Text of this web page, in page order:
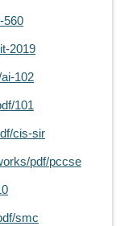
560
2019
102
101
cis-sir
pdf/pccse
smc